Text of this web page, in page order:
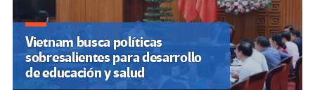
Vietnam busca políticas
sobresalientes para desarrollo
de educación y salud